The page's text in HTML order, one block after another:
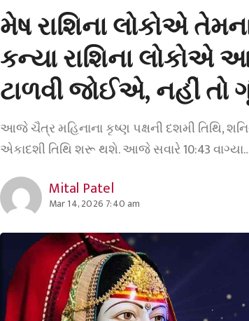
મેષ રાશિના લોકોએ
કન્યા રાશિના લોકોએ
ટાળવી જોઈએ, નહીં
આજે ચૈત્ર મહિનાના કૃષ્ણ પક્ષની દશમી તિથિ,
એકાદશી તિથિ શરૂ થશે. આજે સવારે 10:43
Mital Patel
Mar 14, 2026 7:40 am